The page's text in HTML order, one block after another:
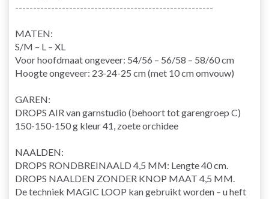
-------------------------------------------------------
MATEN:
S/M – L – XL
Voor hoofdmaat ongeveer: 54/56 – 56/58 – 58/60 cm
Hoogte ongeveer: 23-24-25 cm (met 10 cm omvouw)
GAREN:
DROPS AIR van garnstudio (behoort tot garengroep C)
150-150-150 g kleur 41, zoete orchidee
NAALDEN:
DROPS RONDBREINAALD 4,5 MM: Lengte 40 cm.
DROPS NAALDEN ZONDER KNOP MAAT 4,5 MM.
De techniek MAGIC LOOP kan gebruikt worden – u heft